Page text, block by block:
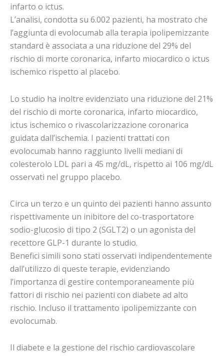
infarto o ictus.
L’analisi, condotta su 6.002 pazienti, ha mostrato che
l’aggiunta di evolocumab alla terapia ipolipemizzante
standard è associata a una riduzione del 29% del
rischio di morte coronarica, infarto miocardico o ictus
ischemico rispetto al placebo.
Lo studio ha inoltre evidenziato una riduzione del 21%
del rischio di morte coronarica, infarto miocardico,
ictus ischemico o rivascolarizzazione coronarica
guidata dall’ischemia. I pazienti trattati con
evolocumab hanno raggiunto livelli mediani di
colesterolo LDL pari a 45 mg/dL, rispetto ai 106 mg/dL
osservati nel gruppo placebo.
Circa un terzo e un quinto dei pazienti hanno assunto
rispettivamente un inibitore del co-trasportatore
sodio-glucosio di tipo 2 (SGLT2) o un agonista del
recettore GLP-1 durante lo studio.
Benefici simili sono stati osservati indipendentemente
dall’utilizzo di queste terapie, evidenziando
l’importanza di gestire contemporaneamente più
fattori di rischio nei pazienti con diabete ad alto
rischio. Incluso il trattamento ipolipemizzante con
evolocumab.
Il diabete e la gestione del rischio cardiovascolare